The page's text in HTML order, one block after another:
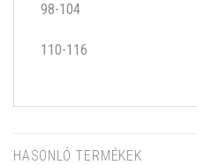
98-104
110-116
HASONLÓ TERMÉKEK